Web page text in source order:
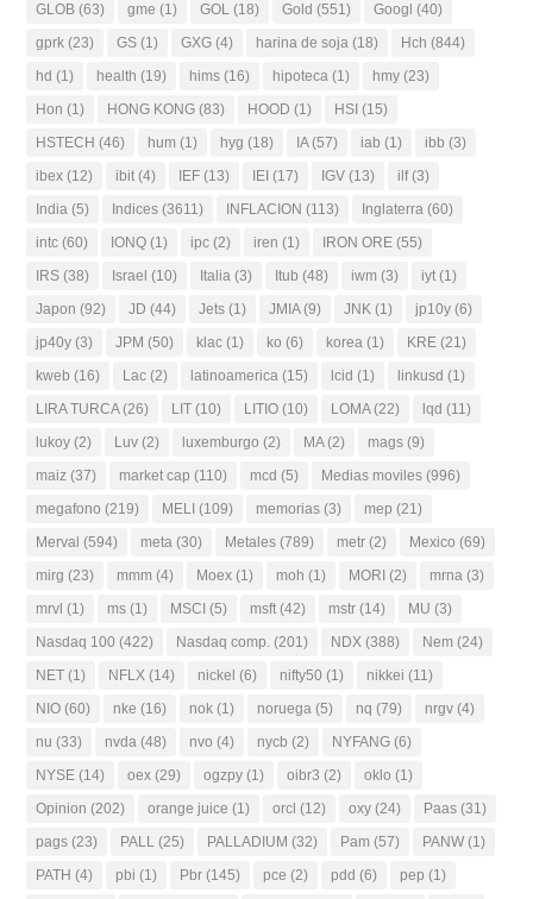
GLOB (63) gme (1) GOL (18) Gold (551) Googl (40)
gprk (23) GS (1) GXG (4) harina de soja (18) Hch (844)
hd (1) health (19) hims (16) hipoteca (1) hmy (23)
Hon (1) HONG KONG (83) HOOD (1) HSI (15)
HSTECH (46) hum (1) hyg (18) IA(57) iab (1) ibb (3)
ibex (12) ibit (4) IEF (13) IEI (17) IGV (13) ilf(3)
India (5) Indices (3611) INFLACION (113) Inglaterra (60)
intc (60) IONQ (1) ipc (2) iren (1) IRON ORE (55)
IRS (38) Israel (10) Italia (3) Itub (48) iwm (3) iyt (1)
Japon (92) JD (44) Jets (1) JMIA(9) JNK (1) jp10y (6)
jp40y (3) JPM (50) klac (1) ko (6) korea (1) KRE (21)
kweb (16) Lac (2) latinoamerica (15) lcid (1) linkusd (1)
LIRA TURCA(26) LIT (10) LITIO (10) LOMA(22) lqd (11)
lukoy (2) Luv (2) luxemburgo (2) MA(2) mags (9)
maiz (37) market cap (110) mcd (5) Medias moviles (996)
megafono (219) MELI (109) memorias (3) mep (21)
Merval (594) meta (30) Metales (789) metr (2) Mexico (69)
mirg (23) mmm (4) Moex (1) moh (1) MORI (2) mrna (3)
mrvl (1) ms (1) MSCI (5) msft (42) mstr (14) MU (3)
Nasdaq 100 (422) Nasdaq comp. (201) NDX (388) Nem (24)
NET (1) NFLX (14) nickel (6) nifty50 (1) nikkei (11)
NIO (60) nke (16) nok (1) noruega (5) nq (79) nrgv (4)
nu (33) nvda (48) nvo (4) nycb (2) NYFANG (6)
NYSE (14) oex (29) ogzpy (1) oibr3 (2) oklo (1)
Opinion (202) orange juice (1) orcl (12) oxy (24) Paas (31)
pags (23) PALL (25) PALLADIUM (32) Pam (57) PANW (1)
PATH (4) pbi (1) Pbr (145) pce (2) pdd (6) pep (1)